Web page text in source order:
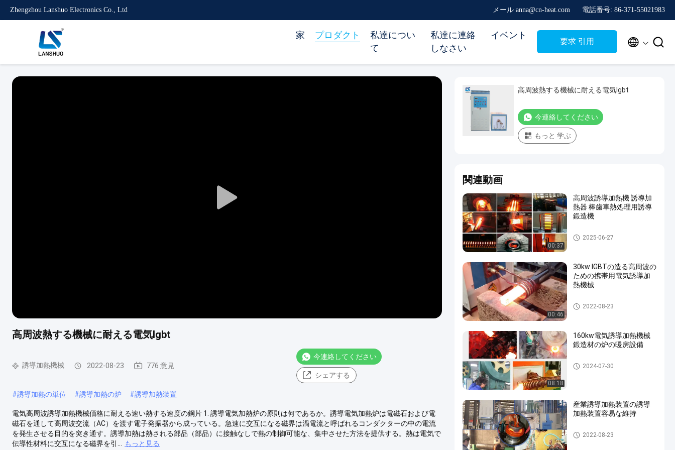
Zhengzhou Lanshuo Electronics Co., Ltd メール anna@cn-heat.com 電話番号: 86-371-55021983
家 プロダクト
私達につい
て
私達に連絡
しなさい
イベント
要求 引用  
Play
高周波熱する機械に耐える電気Igbt
誘導加熱機械 2022-08-23 776 意見
今連絡してください
シェアする
#誘導加熱の単位 #誘導加熱の炉 #誘導加熱装置
電気高周波誘導加熱機械価格に耐える速い熱する速度の鋼片 1. 誘導電気加熱炉の原則は何であるか。誘導電気加熱炉は電磁石および電
磁石を通して高周波交流（AC）を渡す電子発振器から成っている。急速に交互になる磁界は渦電流と呼ばれるコンダクターの中の電流
を発生させる目的を突き通す。誘導加熱は熱される部品（部品）に接触なしで熱の制御可能な、集中させた方法を提供する。熱は電気で
伝導性材料に交互になる磁界を引...
もっと見る
高周波熱する機械に耐える電気Igbt
今連絡してください
もっと 学ぶ
関連動画
00:37
高周波誘導加熱機 誘導加
熱器 棒歯車熱処理用誘導
鍛造機
誘導加熱機械
2025-06-27
00:46
30kw IGBTの造る高周波の
ための携帯用電気誘導加
熱機械
誘導加熱機械
2022-08-23
08:18
160kw電気誘導加熱機械
鍛造材の炉の暖房設備
誘導加熱機械
2024-07-30
産業誘導加熱装置の誘導
加熱装置容易な維持
誘導加熱機械
2022-08-23